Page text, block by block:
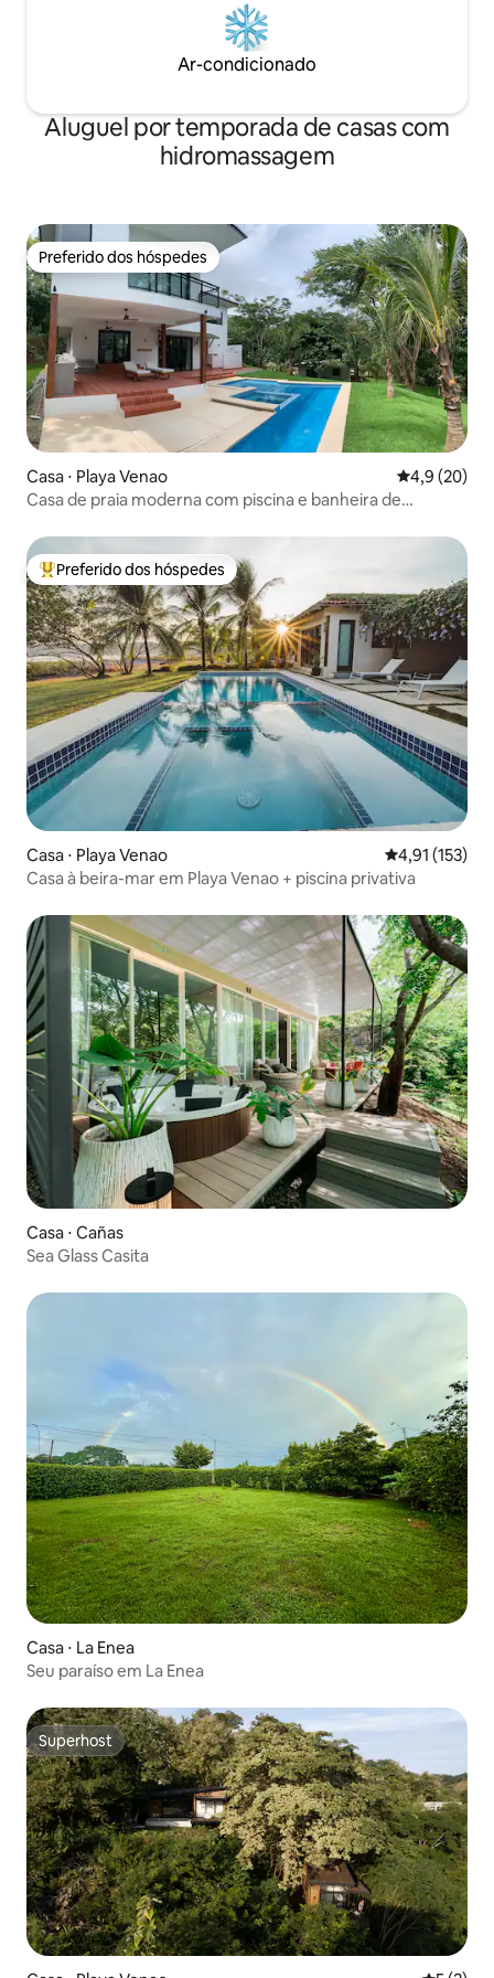
Ar-condicionado
Aluguel por temporada de casas com
hidromassagem
Preferido dos hóspedes
Preferido dos hóspedes
Casa ⋅ Playa Venao 4,9 de uma
4,9 (20)
Casa de praia moderna com piscina e banheira de
Entre os melhores preferidos dos hóspedes
Preferido dos hóspedes
Casa ⋅ Playa Venao 4,91 de uma
4,91 (153)
Casa à beira-mar em Playa Venao + piscina privativa
Casa ⋅ Cañas
Sea Glass Casita
Casa ⋅ La Enea
Seu paraíso em La Enea
Superhost
Superhost